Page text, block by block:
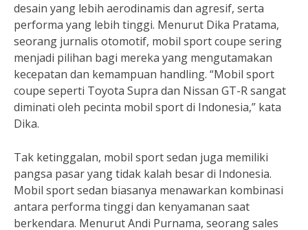
desain yang lebih aerodinamis dan agresif, serta
performa yang lebih tinggi. Menurut Dika Pratama,
seorang jurnalis otomotif, mobil sport coupe sering
menjadi pilihan bagi mereka yang mengutamakan
kecepatan dan kemampuan handling. “Mobil sport
coupe seperti Toyota Supra dan Nissan GT-R sangat
diminati oleh pecinta mobil sport di Indonesia,” kata
Dika.
Tak ketinggalan, mobil sport sedan juga memiliki
pangsa pasar yang tidak kalah besar di Indonesia.
Mobil sport sedan biasanya menawarkan kombinasi
antara performa tinggi dan kenyamanan saat
berkendara. Menurut Andi Purnama, seorang sales